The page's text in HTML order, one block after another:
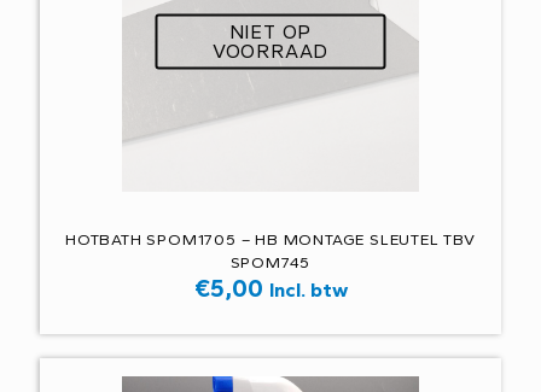
NIET OP
VOORRAAD
HOTBATH SPOM1705 – HB MONTAGE SLEUTEL TBV
SPOM745
€5,00 Incl. btw